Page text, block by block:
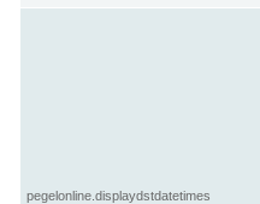
pegelonline.displaydstdatetimes